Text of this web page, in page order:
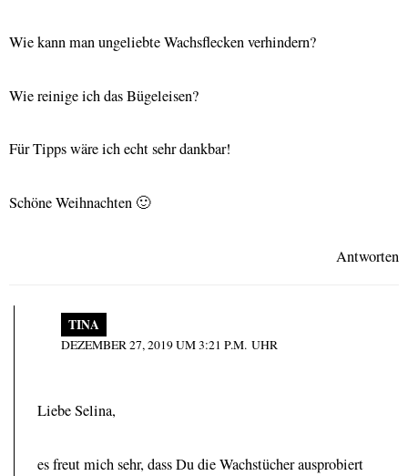
Wie kann man ungeliebte Wachsflecken verhindern?
Wie reinige ich das Bügeleisen?
Für Tipps wäre ich echt sehr dankbar!
Schöne Weihnachten 🙂
Antworten
TINA
DEZEMBER 27, 2019 UM 3:21 P.M. UHR
Liebe Selina,
es freut mich sehr, dass Du die Wachstücher ausprobiert